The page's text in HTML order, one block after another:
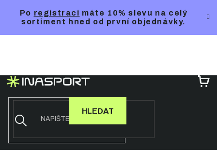
Po registraci máte 10% slevu na celý
sortiment hned od první objednávky.
HLEDAT